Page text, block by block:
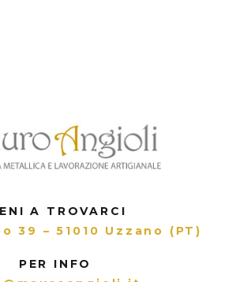
A TROVARCI
39 – 51010 Uzzano (PT)
PER INFO